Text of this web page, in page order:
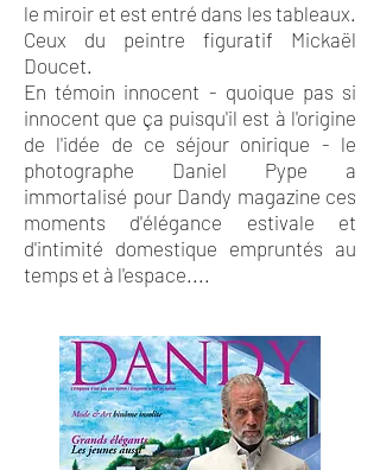
le miroir et est entré dans les tableaux.
Ceux du peintre figuratif Mickaël
Doucet.
En témoin innocent - quoique pas si
innocent que ça puisqu'il est à l'origine
de l'idée de ce séjour onirique - le
photographe Daniel Pype a
immortalisé pour Dandy magazine ces
moments d'élégance estivale et
d'intimité domestique empruntés au
temps et à l'espace....